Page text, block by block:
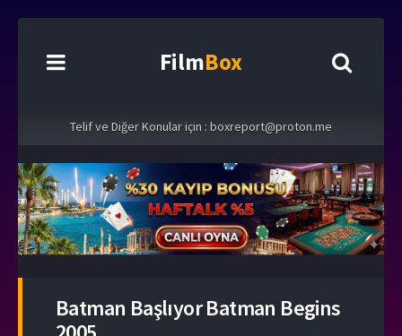
FilmBox
Telif ve Diğer Konular için : boxreport@proton.me
Batman Başlıyor Batman Begins